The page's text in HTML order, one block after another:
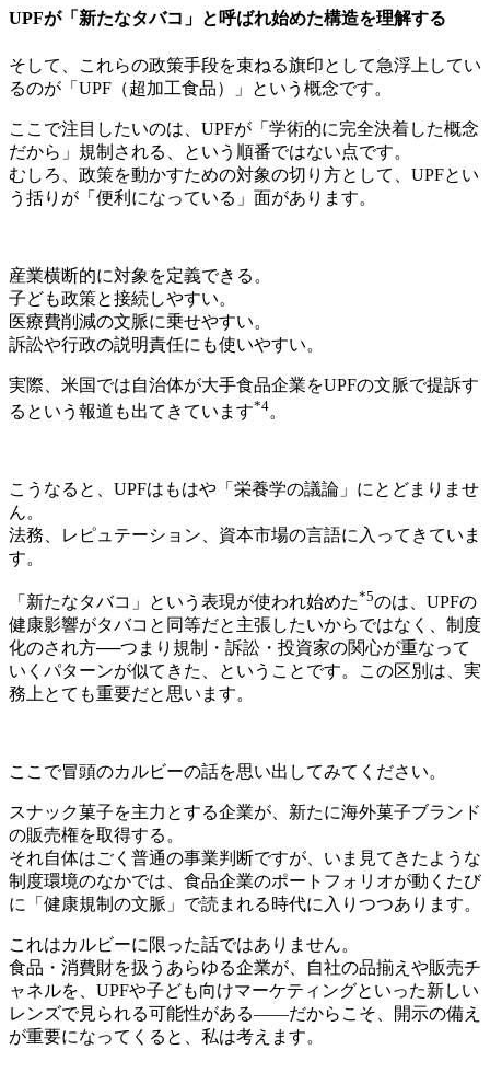
UPFが「新たなタバコ」と呼ばれ始めた構造を理解する
そして、これらの政策手段を束ねる旗印として急浮上してい
るのが「UPF（超加工食品）」という概念です。
ここで注目したいのは、UPFが「学術的に完全決着した概念
だから」規制される、という順番ではない点です。
むしろ、政策を動かすための対象の切り方として、UPFとい
う括りが「便利になっている」面があります。
産業横断的に対象を定義できる。
子ども政策と接続しやすい。
医療費削減の文脈に乗せやすい。
訴訟や行政の説明責任にも使いやすい。
実際、米国では自治体が大手食品企業をUPFの文脈で提訴す
るという報道も出てきています*4。
こうなると、UPFはもはや「栄養学の議論」にとどまりませ
ん。
法務、レピュテーション、資本市場の言語に入ってきていま
す。
「新たなタバコ」という表現が使われ始めた*5のは、UPFの
健康影響がタバコと同等だと主張したいからではなく、制度
化のされ方──つまり規制・訴訟・投資家の関心が重なって
いくパターンが似てきた、ということです。この区別は、実
務上とても重要だと思います。
ここで冒頭のカルビーの話を思い出してみてください。
スナック菓子を主力とする企業が、新たに海外菓子ブランド
の販売権を取得する。
それ自体はごく普通の事業判断ですが、いま見てきたような
制度環境のなかでは、食品企業のポートフォリオが動くたび
に「健康規制の文脈」で読まれる時代に入りつつあります。
これはカルビーに限った話ではありません。
食品・消費財を扱うあらゆる企業が、自社の品揃えや販売チ
ャネルを、UPFや子ども向けマーケティングといった新しい
レンズで見られる可能性がある——だからこそ、開示の備え
が重要になってくると、私は考えます。